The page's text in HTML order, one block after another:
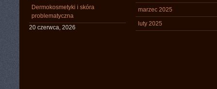
Dermokosmetyki i skóra
problematyczna
20 czerwca, 2026
marzec 2025
luty 2025